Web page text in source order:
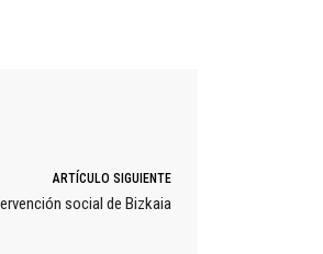
ARTÍCULO SIGUIENTE
social de Bizkaia